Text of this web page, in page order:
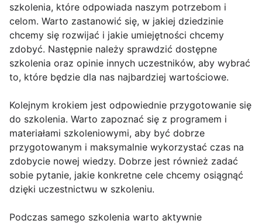
szkolenia, które odpowiada naszym potrzebom i
celom. Warto zastanowić się, w jakiej dziedzinie
chcemy się rozwijać i jakie umiejętności chcemy
zdobyć. Następnie należy sprawdzić dostępne
szkolenia oraz opinie innych uczestników, aby wybrać
to, które będzie dla nas najbardziej wartościowe.
Kolejnym krokiem jest odpowiednie przygotowanie się
do szkolenia. Warto zapoznać się z programem i
materiałami szkoleniowymi, aby być dobrze
przygotowanym i maksymalnie wykorzystać czas na
zdobycie nowej wiedzy. Dobrze jest również zadać
sobie pytanie, jakie konkretne cele chcemy osiągnąć
dzięki uczestnictwu w szkoleniu.
Podczas samego szkolenia warto aktywnie